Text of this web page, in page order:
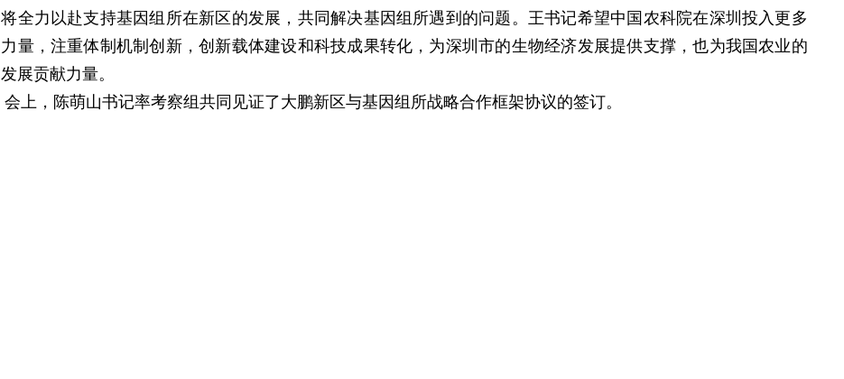
将全力以赴支持基因组所在新区的发展，共同解决基因组所遇到的问题。王书记希望中国农科院在深圳投入更多
力量，注重体制机制创新，创新载体建设和科技成果转化，为深圳市的生物经济发展提供支撑，也为我国农业的
发展贡献力量。
会上，陈萌山书记率考察组共同见证了大鹏新区与基因组所战略合作框架协议的签订。